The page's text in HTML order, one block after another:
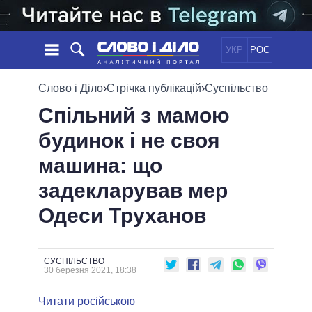
УКР РОС
НОВИНИ
СТРІЧКА
ПОДІЇ
СТАТТІ
ОГЛЯДИ
ДАЙДЖЕСТИ
ПОЛІТИКА
ЕКОНОМІКА
ОБIЦЯНКИ
ПОЛIТИКИ
ПРЕЗИДЕНТ І ОФІС
ВЕРХОВНА РАДА
ГОЛОВИ ОБЛАДМІНІСТРАЦІЙ
МЕРИ МІСТ
ВСІ ПЕРСОНИ
ІНФОГРАФІКА
ВІДЕО
ПОРІВНЯННЯ ПОЛІТИКІВ
Слово і Діло›Стрічка публікацій›Суспільство
Спільний з мамою
будинок і не своя
машина: що
задекларував мер
Одеси Труханов
СУСПІЛЬСТВО
30 березня 2021, 18:38
Читати російською